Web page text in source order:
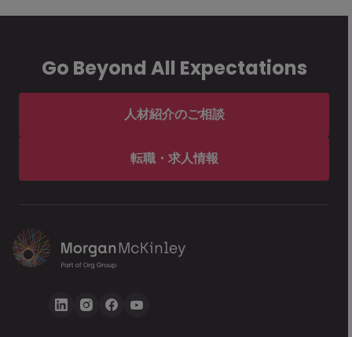
Go Beyond All Expectations
人材紹介のご相談
転職・求人情報